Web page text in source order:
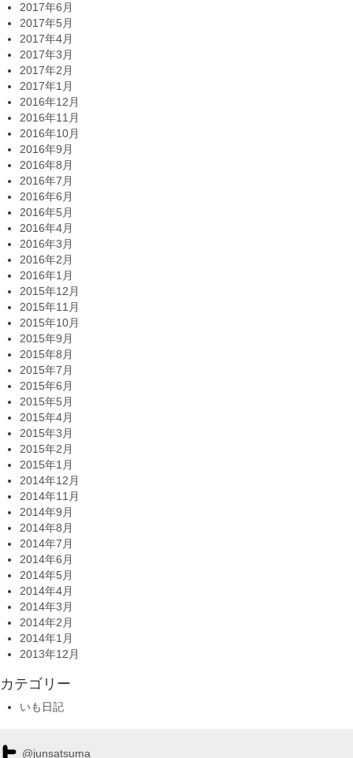
2017年6月
2017年5月
2017年4月
2017年3月
2017年2月
2017年1月
2016年12月
2016年11月
2016年10月
2016年9月
2016年8月
2016年7月
2016年6月
2016年5月
2016年4月
2016年3月
2016年2月
2016年1月
2015年12月
2015年11月
2015年10月
2015年9月
2015年8月
2015年7月
2015年6月
2015年5月
2015年4月
2015年3月
2015年2月
2015年1月
2014年12月
2014年11月
2014年9月
2014年8月
2014年7月
2014年6月
2014年5月
2014年4月
2014年3月
2014年2月
2014年1月
2013年12月
カテゴリー
いも日記
@junsatsuma